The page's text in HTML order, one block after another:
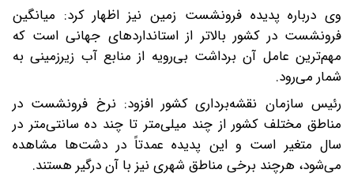
وی درباره پدیده فرونشست زمین نیز اظهار کرد: میانگین
فرونشست در کشور بالاتر از استانداردهای جهانی است که
مهم‌ترین عامل آن برداشت بی‌رویه از منابع آب زیرزمینی به
شمار می‌رود.
رئیس سازمان نقشه‌برداری کشور افزود: نرخ فرونشست در
مناطق مختلف کشور از چند میلی‌متر تا چند ده سانتی‌متر در
سال متغیر است و این پدیده عمدتاً در دشت‌ها مشاهده
می‌شود، هرچند برخی مناطق شهری نیز با آن درگیر هستند.